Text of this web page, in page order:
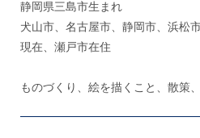
静岡県三島市生まれ
犬山市、名古屋市、静岡市、浜松
現在、瀬戸市在住
ものづくり、絵を描くこと、散策